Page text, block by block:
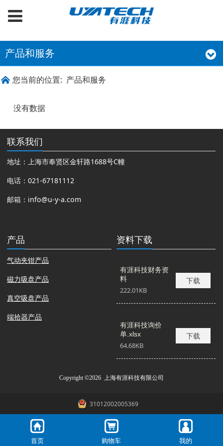
产品和服务
您当前的位置: 产品和服务
没有数据
联系我们
地址：上海市奉贤区金轩路1688号C幢
电话：021-67181112
邮箱： info@u-y-a.com
产品
气动夹钳产品
磁力吸盘产品
真空吸盘产品
端拾器产品
资料下载
有涯科技财务资
料
222.01KB
下载
有涯科技询价
单.xlsx
64.68KB
下载
Copyright ©2026 上海有涯科技有限公司
31012002005369
首页 购物车 我的